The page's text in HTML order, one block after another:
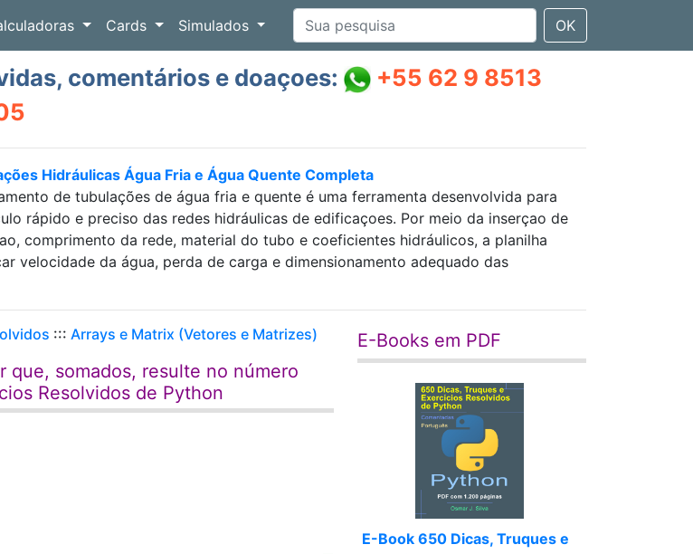
Cards Simulados OK
comentários e doaçoes:
+55 62 9 8513
Hidráulicas Água Fria e Água Quente Completa
de tubulações de água fria e quente é uma ferramenta desenvolvida para
rápido e preciso das redes hidráulicas de edificaçoes. Por meio da inserçao de
comprimento da rede, material do tubo e coeficientes hidráulicos, a planilha
velocidade da água, perda de carga e dimensionamento adequado das
::: Arrays e Matrix (Vetores e Matrizes)
que, somados, resulte no número
Resolvidos de Python
E-Books em PDF
E-Book 650 Dicas, Truques e